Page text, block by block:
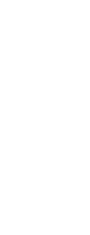
爸爸每年給30萬」